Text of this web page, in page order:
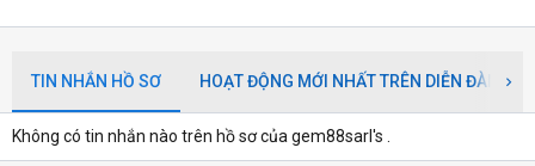
TIN NHẮN HỒ SƠ HOẠT ĐỘNG MỚI NHẤT TRÊN DIỄN ĐÀN
Không có tin nhắn nào trên hồ sơ của gem88sarl's .